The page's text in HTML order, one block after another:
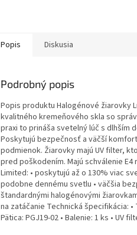
Popis Diskusia
Podrobný popis
Popis produktu Halogénové žiarovky
kvalitného kremeňového skla so
praxi to prináša svetelný lúč s dlhším
Poskytujú bezpečnosť a väčší
podmienok. Žiarovky majú UV filter,
pred poškodením. Majú schválenie
Limited: • poskytujú až o 130% viac
podobne dennému svetlu • väčšia
štandardnými halogénovými
na zatáčanie Technická špecifikácia: •
Pätica: PGJ19-02 • Balenie: 1 ks • UV